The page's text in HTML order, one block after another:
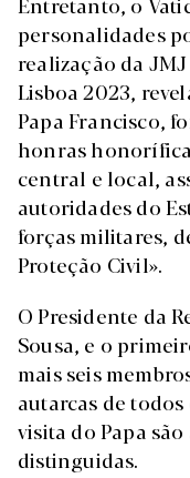
personalidades
realização da
Lisboa 2023,
Papa Francisco,
honras
central e local,
autoridades do
forças militares,
Proteção Civil».
O Presidente da
Sousa, e o
mais seis
autarcas de
visita do Papa
distinguidas.